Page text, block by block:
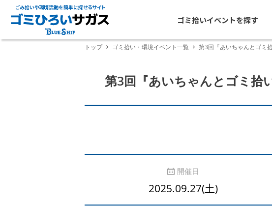
ごみ拾いや環境活動を簡単に探せるサイト
ゴミ拾いイベントを探す
トップ ゴミ拾い・環境イベント一覧 第3回『あいちゃんとゴミ
第3回『あいちゃんとゴミ拾
開催日
2025.09.27(土)